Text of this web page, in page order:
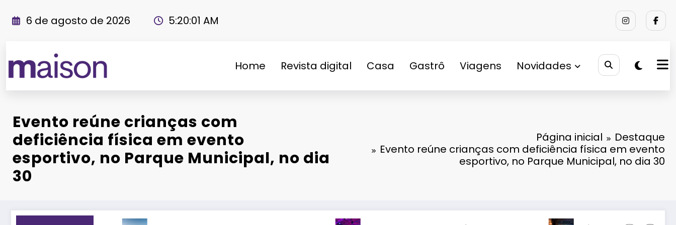
para
6 de agosto de 2026 5:20:03 AM
Home Revista digital Casa Gastrô Viagens Novidades
Evento reúne crianças com
deficiência física em evento
esportivo, no Parque Municipal, no dia
30
Página inicial
Destaque
Evento reúne crianças com deficiência física em evento
esportivo, no Parque Municipal, no dia 30